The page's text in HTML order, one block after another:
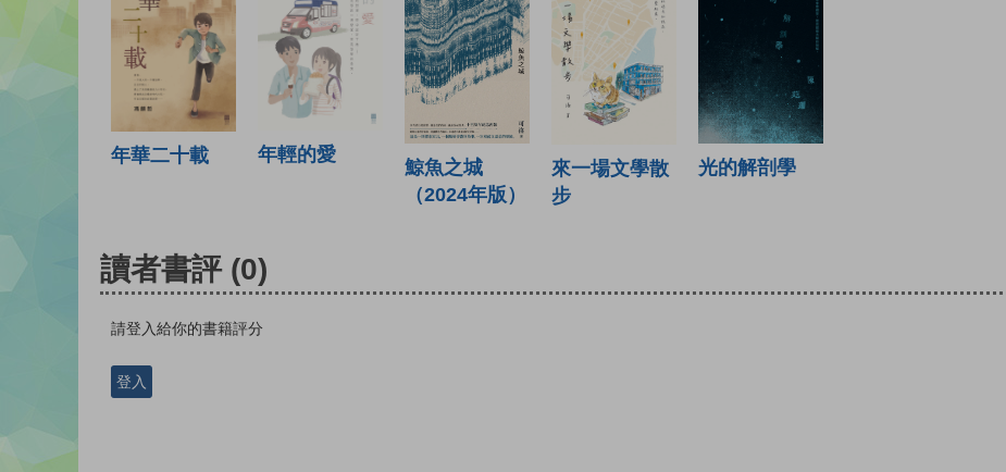
年華二十載 年輕的愛
鯨魚之城
（2024年版）
來一場文學散
步
光的解剖學
讀者書評 (0)
請登入給你的書籍評分
登入